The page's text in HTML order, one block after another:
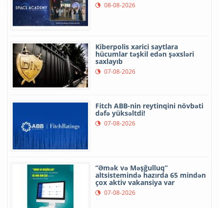
08-08-2026
Kiberpolis xarici saytlara
hücumlar təşkil edən şəxsləri
saxlayıb
07-08-2026
Fitch ABB-nin reytinqini növbəti
dəfə yüksəltdi!
07-08-2026
“Əmək və Məşğulluq”
altsistemində hazırda 65 mindən
çox aktiv vakansiya var
07-08-2026